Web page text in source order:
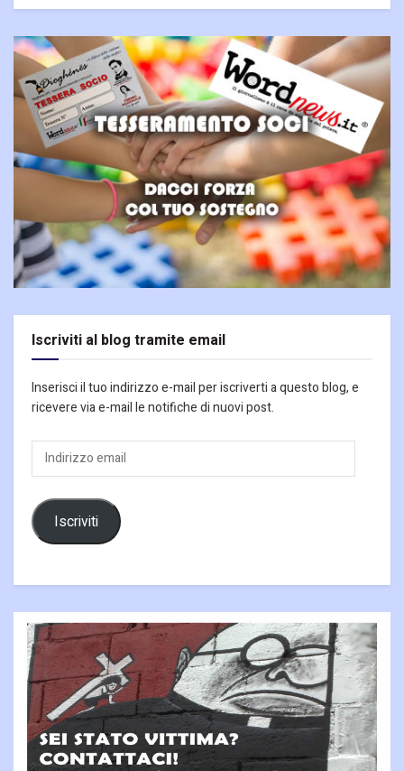
Iscriviti al blog tramite email
Inserisci il tuo indirizzo e-mail per iscriverti a questo blog, e
ricevere via e-mail le notifiche di nuovi post.
Indirizzo
email
Iscriviti